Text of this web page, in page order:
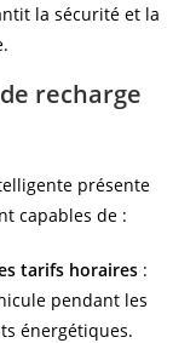
la sécurité et la
recharge
présente
capables de :
tarifs horaires :
pendant les
énergétiques.